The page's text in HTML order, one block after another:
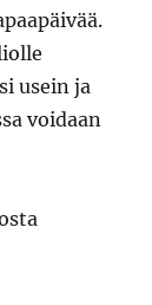
usein ja
voidaan